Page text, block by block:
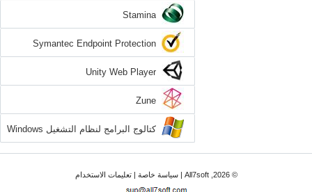
Stamina
Symantec Endpoint Protection
Unity Web Player
Zune
كتالوج البرامج لنظام التشغيل Windows
7
© 2026, All7soft | سياسة خاصة|تعليمات الاستخدام